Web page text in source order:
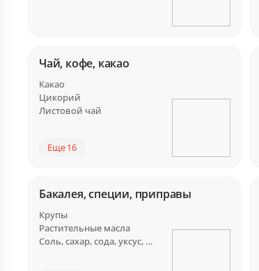
Чай, кофе, какао
Какао
Цикорий
Листовой чай
Еще 16
Бакалея, специи, приправы
Крупы
Растительные масла
Соль, сахар, сода, уксус, заменители